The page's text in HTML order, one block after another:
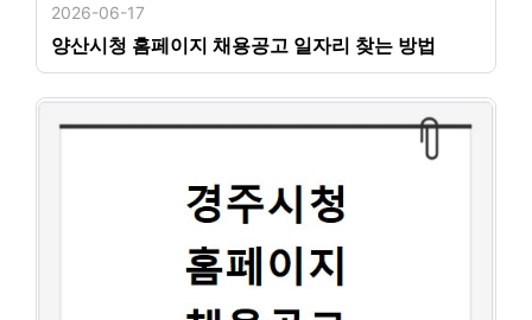
2026-06-17
양산시청 홈페이지 채용공고 일자리 찾는 방법